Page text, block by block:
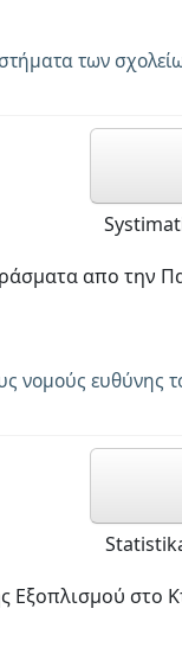
των
απο την
νομούς ευθύνης
Εξοπλισμού στο